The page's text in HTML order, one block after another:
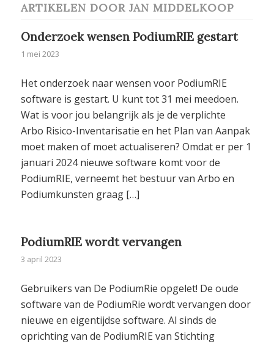
ARTIKELEN DOOR JAN MIDDELKOOP
Onderzoek wensen PodiumRIE gestart
1 mei 2023
Het onderzoek naar wensen voor PodiumRIE
software is gestart. U kunt tot 31 mei meedoen.
Wat is voor jou belangrijk als je de verplichte
Arbo Risico-Inventarisatie en het Plan van Aanpak
moet maken of moet actualiseren? Omdat er per 1
januari 2024 nieuwe software komt voor de
PodiumRIE, verneemt het bestuur van Arbo en
Podiumkunsten graag […]
PodiumRIE wordt vervangen
3 april 2023
Gebruikers van De PodiumRie opgelet! De oude
software van de PodiumRie wordt vervangen door
nieuwe en eigentijdse software. Al sinds de
oprichting van de PodiumRIE van Stichting